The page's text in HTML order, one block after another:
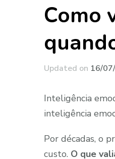
Como
Updated on 16/
Inteligência
inteligência
Por décadas, o
custo. O que